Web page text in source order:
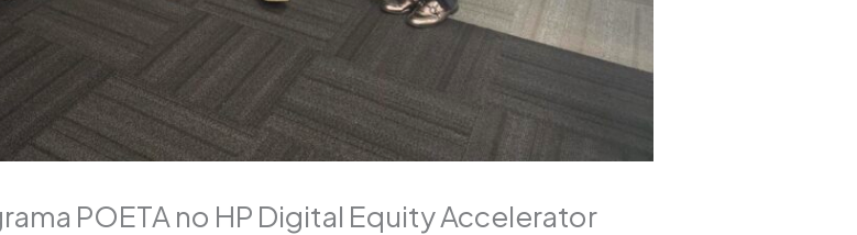
POETA no HP Digital Equity Accelerator